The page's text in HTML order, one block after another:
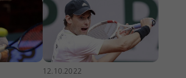
12.10.2022